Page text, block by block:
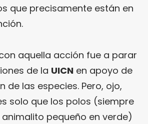
que precisamente están en
aquella acción fue a parar
de la UICN en apoyo de
de las especies. Pero, ojo,
solo que los polos (siempre
pequeño en verde)